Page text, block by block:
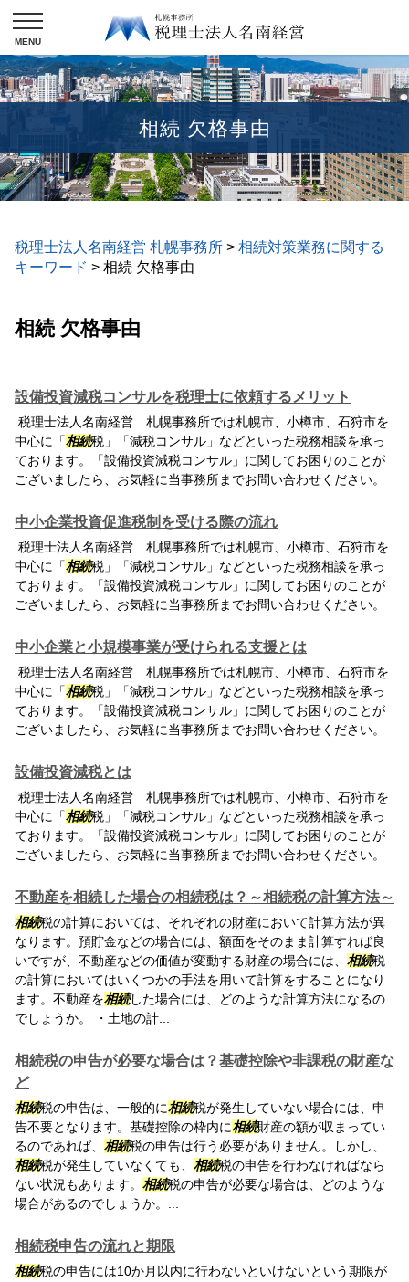
相続 欠格事由
税理士法人名南経営 札幌事務所 > 相続対策業務に関する
キーワード > 相続 欠格事由
相続 欠格事由
設備投資減税コンサルを税理士に依頼するメリット
税理士法人名南経営 札幌事務所では札幌市、小樽市、石狩市を
中心に「相続税」「減税コンサル」などといった税務相談を承っ
ております。「設備投資減税コンサル」に関してお困りのことが
ございましたら、お気軽に当事務所までお問い合わせください。
中小企業投資促進税制を受ける際の流れ
税理士法人名南経営 札幌事務所では札幌市、小樽市、石狩市を
中心に「相続税」「減税コンサル」などといった税務相談を承っ
ております。「設備投資減税コンサル」に関してお困りのことが
ございましたら、お気軽に当事務所までお問い合わせください。
中小企業と小規模事業が受けられる支援とは
税理士法人名南経営 札幌事務所では札幌市、小樽市、石狩市を
中心に「相続税」「減税コンサル」などといった税務相談を承っ
ております。「設備投資減税コンサル」に関してお困りのことが
ございましたら、お気軽に当事務所までお問い合わせください。
設備投資減税とは
税理士法人名南経営 札幌事務所では札幌市、小樽市、石狩市を
中心に「相続税」「減税コンサル」などといった税務相談を承っ
ております。「設備投資減税コンサル」に関してお困りのことが
ございましたら、お気軽に当事務所までお問い合わせください。
不動産を相続した場合の相続税は？～相続税の計算方法～
相続税の計算においては、それぞれの財産において計算方法が異
なります。預貯金などの場合には、額面をそのまま計算すれば良
いですが、不動産などの価値が変動する財産の場合には、 相続税
の計算においてはいくつかの手法を用いて計算をすることになり
ます。不動産を相続した場合には、どのような計算方法になるの
でしょうか。 ・土地の計...
相続税の申告が必要な場合は？基礎控除や非課税の財産な
ど
相続税の申告は、一般的に相続税が発生していない場合には、申
告不要となります。基礎控除の枠内に相続財産の額が収まってい
るのであれば、 相続税の申告は行う必要がありません。しかし、
相続税が発生していなくても、 相続税の申告を行わなければなら
ない状況もあります。 相続税の申告が必要な場合は、どのような
場合があるのでしょうか。...
相続税申告の流れと期限
相続税の申告には10か月以内に行わないといけないという期限が